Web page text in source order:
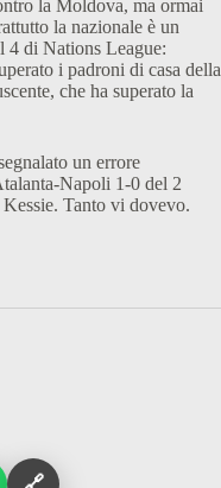
la Moldova, ma ormai
la nazionale è un
4 di Nations League:
i padroni di casa della
che ha superato la
un errore
Napoli 1-0 del 2
Tanto vi dovevo.